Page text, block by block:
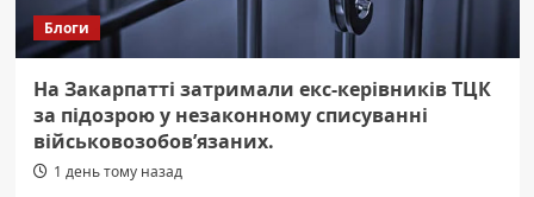
Блоги
На Закарпатті затримали екс-керівників ТЦК
за підозрою у незаконному списуванні
військовозобов’язаних.
1 день тому назад